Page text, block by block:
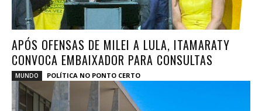
APÓS OFENSAS DE MILEI A LULA, ITAMARATY
CONVOCA EMBAIXADOR PARA CONSULTAS
MUNDO POLÍTICA NO PONTO CERTO